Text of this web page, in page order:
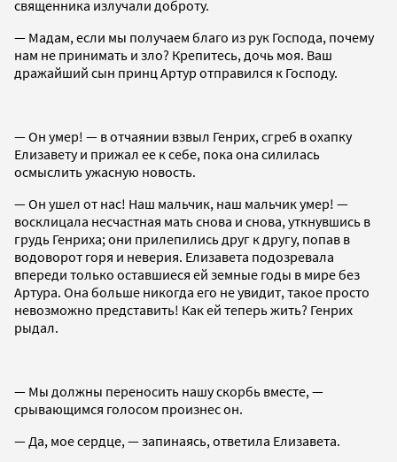
священника излучали доброту.
— Мадам, если мы получаем благо из рук Господа, почему
нам не принимать и зло? Крепитесь, дочь моя. Ваш
дражайший сын принц Артур отправился к Господу.
— Он умер! — в отчаянии взвыл Генрих, сгреб в охапку
Елизавету и прижал ее к себе, пока она силилась
осмыслить ужасную новость.
— Он ушел от нас! Наш мальчик, наш мальчик умер! —
восклицала несчастная мать снова и снова, уткнувшись в
грудь Генриха; они прилепились друг к другу, попав в
водоворот горя и неверия. Елизавета подозревала
впереди только оставшиеся ей земные годы в мире без
Артура. Она больше никогда его не увидит, такое просто
невозможно представить! Как ей теперь жить? Генрих
рыдал.
— Мы должны переносить нашу скорбь вместе, —
срывающимся голосом произнес он.
— Да, мое сердце, — запинаясь, ответила Елизавета.